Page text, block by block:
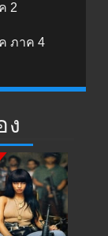
2
ค ภาค 4
ง